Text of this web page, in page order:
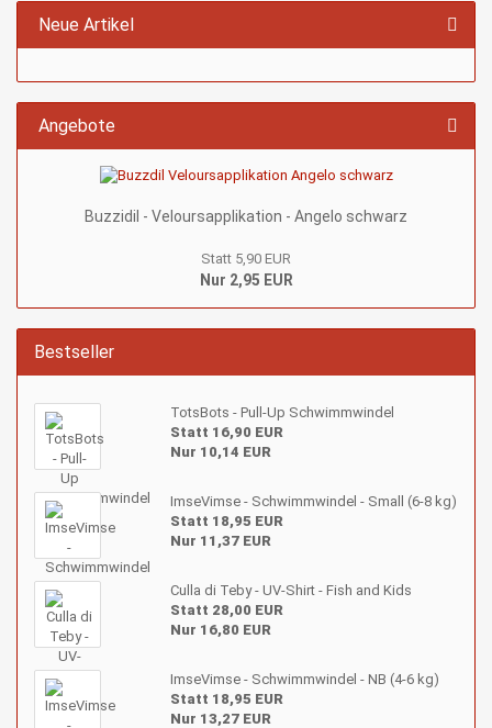
Neue Artikel
Angebote
Buzzidil - Veloursapplikation - Angelo schwarz
Statt 5,90 EUR
Nur 2,95 EUR
Bestseller
TotsBots - Pull-Up Schwimmwindel
Statt 16,90 EUR
Nur 10,14 EUR
ImseVimse - Schwimmwindel - Small (6-8 kg)
Statt 18,95 EUR
Nur 11,37 EUR
Culla di Teby - UV-Shirt - Fish and Kids
Statt 28,00 EUR
Nur 16,80 EUR
ImseVimse - Schwimmwindel - NB (4-6 kg)
Statt 18,95 EUR
Nur 13,27 EUR